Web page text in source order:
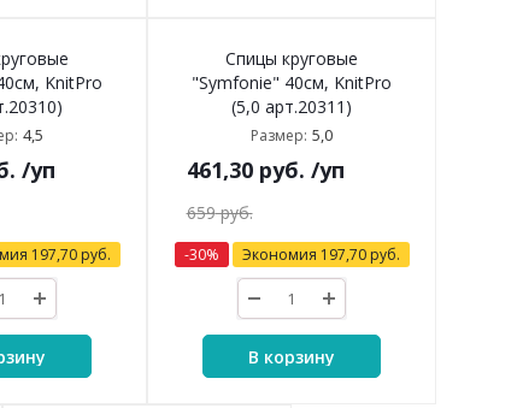
KnitPro
4,5
/уп
197,70руб.
Спицы круговые
"Symfonie" 40см, KnitPro
(5,0 арт.20311)
Размер: 5,0
461,30руб. /уп
659руб.
-30% Экономия 197,70руб.
В корзину